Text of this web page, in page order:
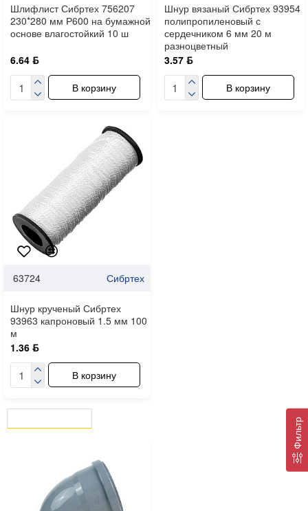
Шлифлист Сибртех 756207
230*280 мм Р600 на бумажной
основе влагостойкий 10 ш
6.64 ƃ
В корзину
Шнур вязаный Сибртех 93954
полипропиленовый с
сердечником 6 мм 20 м
разноцветный
3.57 ƃ
В корзину
63724 Сибртех
Шнур крученый Сибртех
93963 капроновый 1.5 мм 100
м
1.36 ƃ
В корзину
Фильтр